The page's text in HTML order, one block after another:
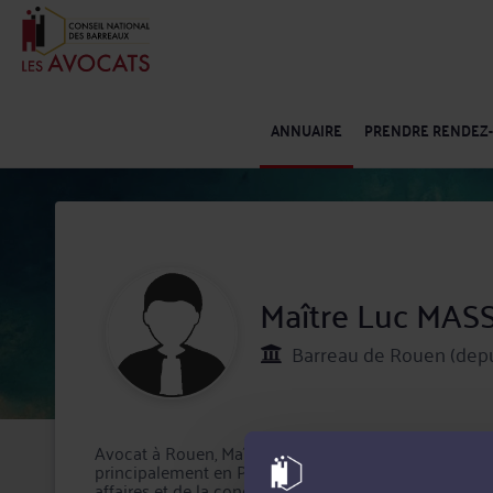
ANNUAIRE PRENDRE
Maître Luc
Barreau de Rouen
Avocat à Rouen, Maître Luc MASSON intervient tant
principalement en Procédure d'appel, Droit routier